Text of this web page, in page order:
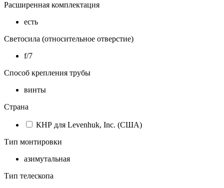
Расширенная комплектация
есть
Светосила (относительное отверстие)
f/7
Способ крепления трубы
винты
Страна
КНР для Levenhuk, Inc. (США)
Тип монтировки
азимутальная
Тип телескопа